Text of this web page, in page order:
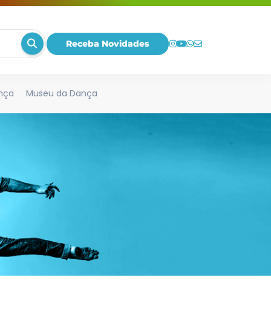
Receba Novidades
Museu da Dança